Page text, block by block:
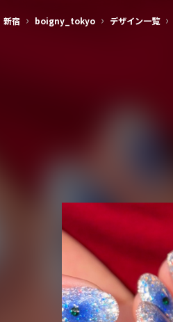
新宿 › boigny_tokyo › デザイン一覧 ›